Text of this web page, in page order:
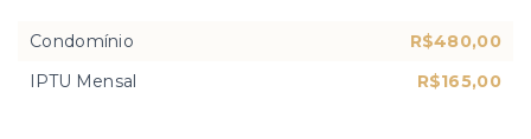
Condomínio
R$480,00
IPTU Mensal
R$165,00